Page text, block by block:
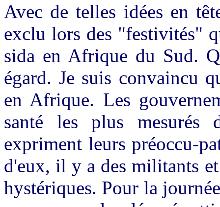
Avec de telles idées en
exclu lors des "festivités"
sida en Afrique du Sud.
égard. Je suis convaincu
en Afrique. Les
santé les plus mesurés
expriment leurs préoccu-
d'eux, il y a des militants
hystériques. Pour la